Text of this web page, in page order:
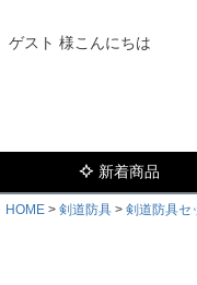
ゲスト 様こんにちは
新着商品
HOME 剣道防具 剣道防具セ